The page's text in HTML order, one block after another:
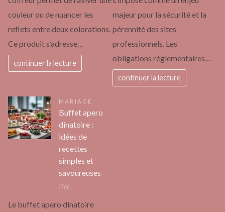
couleur ou de nuancer les
reflets entre deux colorations.
Ce produit s’adresse…
continuer la lecture
majeur pour la sécurité et la
pérennité des sites
professionnels. Les
obligations réglementaires…
continuer la lecture
MARIAGE
Buffet apero
dinatoire :
idées de
recettes
simples et
savoureuses
Pol
Le buffet apero dinatoire